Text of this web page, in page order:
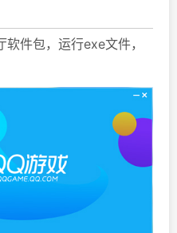
件包，运行exe文件，